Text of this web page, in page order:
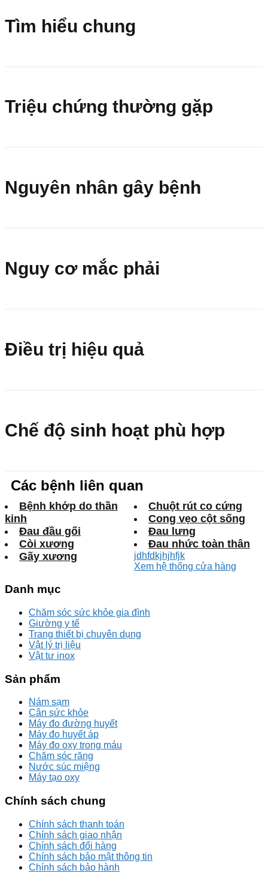
Tìm hiểu chung
Triệu chứng thường gặp
Nguyên nhân gây bệnh
Nguy cơ mắc phải
Điều trị hiệu quả
Chế độ sinh hoạt phù hợp
Các bệnh liên quan
Bệnh khớp do thần
kinh
Chuột rút co cứng
Cong vẹo cột sống
Đau đầu gối
Đau lưng
Còi xương
Đau nhức toàn thân
Gãy xương
jdhfdkjhjhfjk
Xem hệ thống cửa hàng
Danh mục
Chăm sóc sức khỏe gia đình
Giường y tế
Trang thiết bị chuyên dụng
Vật lý trị liệu
Vật tư inox
Sản phẩm
Nám sạm
Cân sức khỏe
Máy đo đường huyết
Máy đo huyết áp
Máy đo oxy trong máu
Chăm sóc răng
Nước súc miệng
Máy tạo oxy
Chính sách chung
Chính sách thanh toán
Chính sách giao nhận
Chính sách đổi hàng
Chính sách bảo mật thông tin
Chính sách bảo hành